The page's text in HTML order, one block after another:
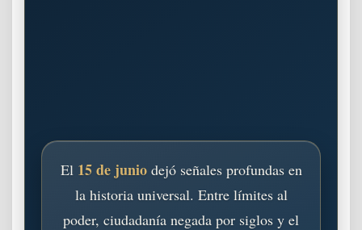
El 15 de juniodejó señales profundas en
la historia universal. Entre límites al
poder, ciudadanía negada por siglos y el